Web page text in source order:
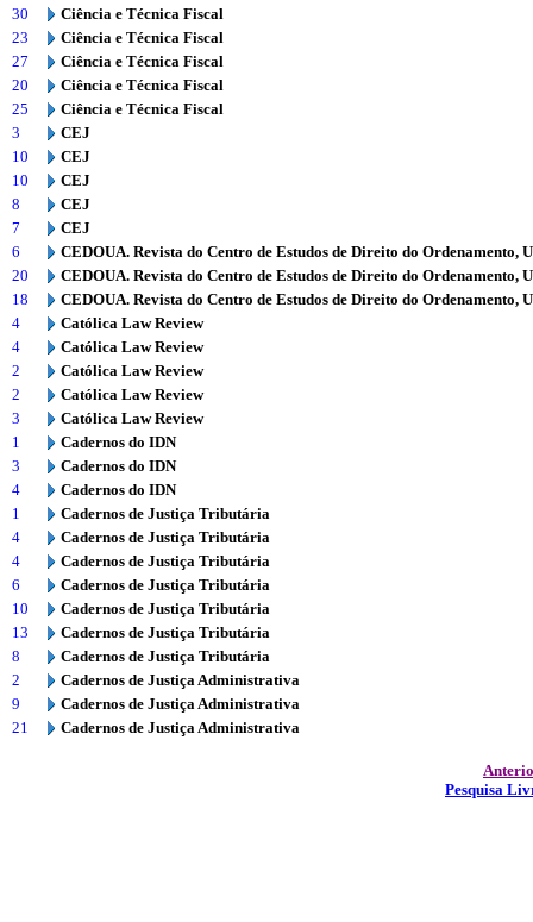
30
Ciência e Técnica Fiscal
23
Ciência e Técnica Fiscal
27
Ciência e Técnica Fiscal
20
Ciência e Técnica Fiscal
25
Ciência e Técnica Fiscal
3
CEJ
10
CEJ
10
CEJ
8
CEJ
7
CEJ
6
CEDOUA. Revista do Centro de Estudos de Direito do Ordenamento,
20
CEDOUA. Revista do Centro de Estudos de Direito do Ordenamento,
18
CEDOUA. Revista do Centro de Estudos de Direito do Ordenamento,
4
Católica Law Review
4
Católica Law Review
2
Católica Law Review
2
Católica Law Review
3
Católica Law Review
1
Cadernos do IDN
3
Cadernos do IDN
4
Cadernos do IDN
1
Cadernos de Justiça Tributária
4
Cadernos de Justiça Tributária
4
Cadernos de Justiça Tributária
6
Cadernos de Justiça Tributária
10
Cadernos de Justiça Tributária
13
Cadernos de Justiça Tributária
8
Cadernos de Justiça Tributária
2
Cadernos de Justiça Administrativa
9
Cadernos de Justiça Administrativa
21
Cadernos de Justiça Administrativa
Pesquisa